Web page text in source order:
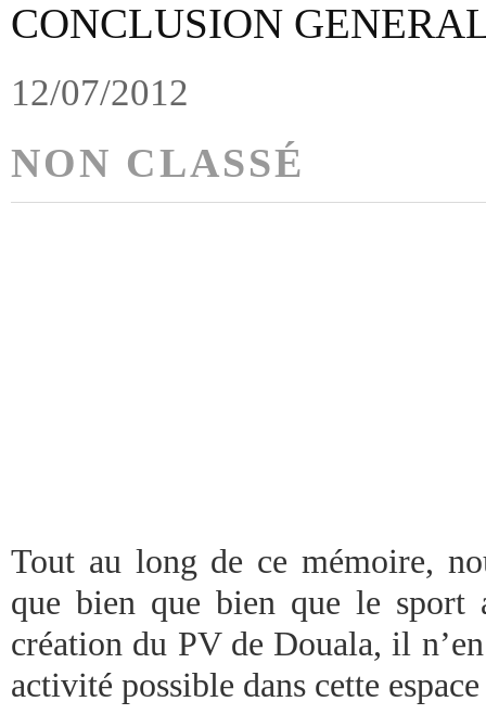
CONCLUSION
12/07/2012
NON CLASSÉ
Tout au long de ce mémoire,
que bien que bien que le
création du PV de Douala, il
activité possible dans cette